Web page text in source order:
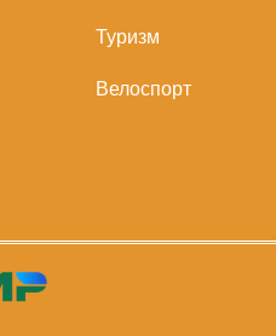
Туризм
Велоспорт